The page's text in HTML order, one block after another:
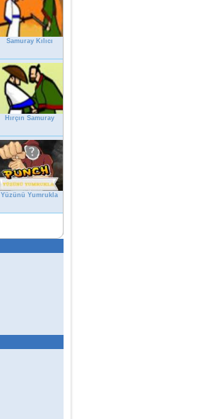
Samuray Kılıcı
Hırçın Samuray
Yüzünü Yumrukla